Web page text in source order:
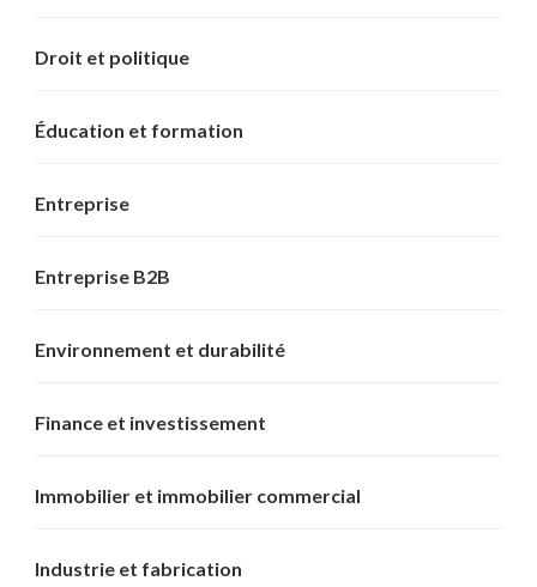
Droit et politique
Éducation et formation
Entreprise
Entreprise B2B
Environnement et durabilité
Finance et investissement
Immobilier et immobilier commercial
Industrie et fabrication